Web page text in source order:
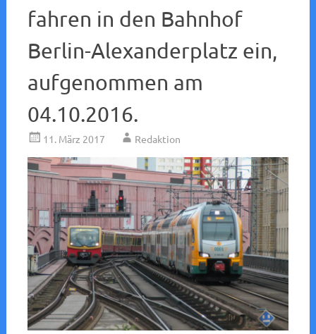
fahren in den Bahnhof
Berlin-Alexanderplatz ein,
aufgenommen am
04.10.2016.
11. März 2017 Redaktion